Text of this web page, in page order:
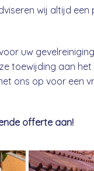
wij altijd een
uw
toewijding aan
ons op voor een
offerte aan!